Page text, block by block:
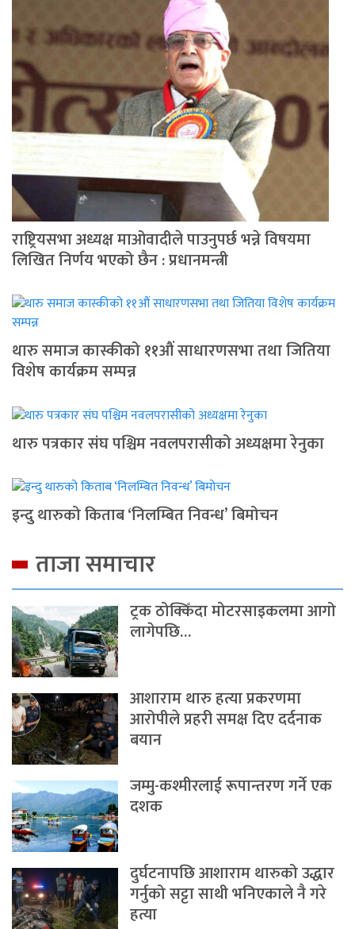
राष्ट्रियसभा अध्यक्ष माओवादीले पाउनुपर्छ भन्ने विषयमा
लिखित निर्णय भएको छैन : प्रधानमन्त्री
थारु समाज कास्कीको ११औं साधारणसभा तथा जितिया
विशेष कार्यक्रम सम्पन्न
थारु पत्रकार संघ पश्चिम नवलपरासीको अध्यक्षमा रेनुका
इन्दु थारुको किताब ‘निलम्बित निवन्ध’ बिमोचन
ताजा समाचार
ट्रक ठोक्किँदा मोटरसाइकलमा आगो
लागेपछि…
आशाराम थारु हत्या प्रकरणमा
आरोपीले प्रहरी समक्ष दिए दर्दनाक
बयान
जम्मु-कश्मीरलाई रूपान्तरण गर्ने एक
दशक
दुर्घटनापछि आशाराम थारुको उद्धार
गर्नुको सट्टा साथी भनिएकाले नै गरे
हत्या